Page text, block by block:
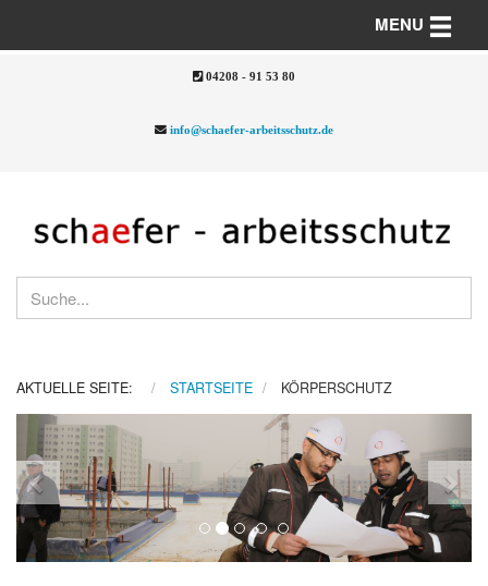
04208 - 91 53 80
info@schaefer-arbeitsschutz.de
MENU Toggle
AKTUELLE SEITE: STARTSEITE KÖRPERSCHUTZ
Previous